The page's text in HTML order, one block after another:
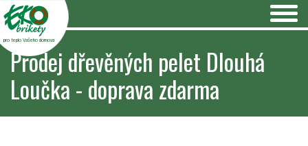
pro teplo Vašeho domova
Prodej dřevěných pelet Dlouhá
Loučka - doprava zdarma